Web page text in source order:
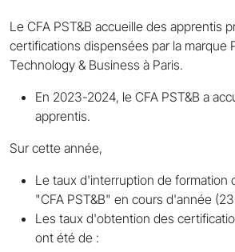
Le CFA PST&B accueille des apprentis
certifications dispensées par la marque
Technology & Business à Paris.
En 2023-2024, le CFA PST&B a
apprentis.
Sur cette année,
Le taux d'interruption de formation
"CFA PST&B" en cours d'année
Les taux d'obtention des
ont été de :